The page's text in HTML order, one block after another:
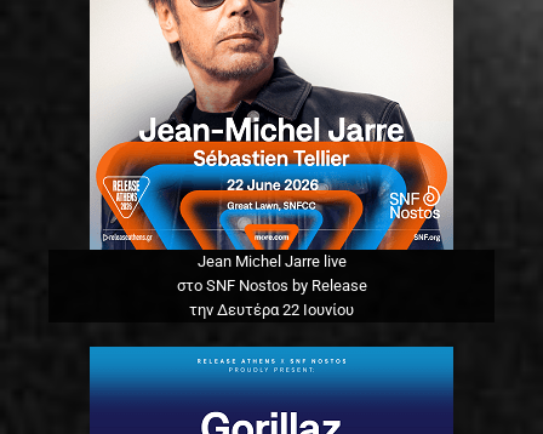
Jean Michel Jarre live
στο SNF Nostos by Release
την Δευτέρα 22 Ιουνίου